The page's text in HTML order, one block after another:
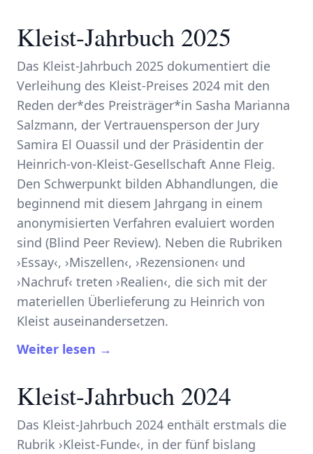
Kleist-Jahrbuch 2025
Das Kleist-Jahrbuch 2025 dokumentiert die
Verleihung des Kleist-Preises 2024 mit den
Reden der*des Preisträger*in Sasha Marianna
Salzmann, der Vertrauensperson der Jury
Samira El Ouassil und der Präsidentin der
Heinrich-von-Kleist-Gesellschaft Anne Fleig.
Den Schwerpunkt bilden Abhandlungen, die
beginnend mit diesem Jahrgang in einem
anonymisierten Verfahren evaluiert worden
sind (Blind Peer Review). Neben die Rubriken
›Essay‹, ›Miszellen‹, ›Rezensionen‹ und
›Nachruf‹ treten ›Realien‹, die sich mit der
materiellen Überlieferung zu Heinrich von
Kleist auseinandersetzen.
Weiter lesen →
Kleist-Jahrbuch 2024
Das Kleist-Jahrbuch 2024 enthält erstmals die
Rubrik ›Kleist-Funde‹, in der fünf bislang